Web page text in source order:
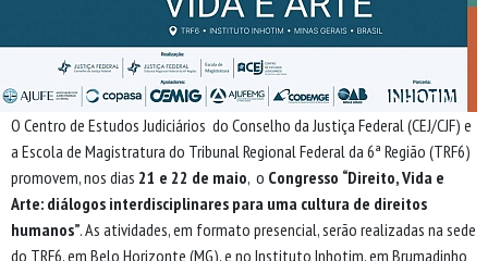
O Centro de Estudos Judiciários do Conselho da Justiça Federal (CEJ/CJF) e
a Escola de Magistratura do Tribunal Regional Federal da 6ª Região (TRF6)
promovem, nos dias 21 e 22 de maio, o Congresso “Direito, Vida e
Arte: diálogos interdisciplinares para uma cultura de direitos
humanos”. As atividades, em formato presencial, serão realizadas na sede
do TRF6, em Belo Horizonte (MG), e no Instituto Inhotim, em Brumadinho